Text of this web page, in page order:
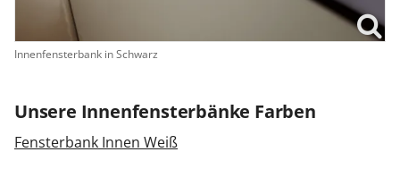
Innenfensterbank in Schwarz
Unsere Innenfensterbänke Farben
Fensterbank Innen Weiß